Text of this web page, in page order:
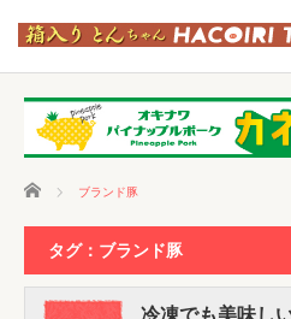
ホーム ブランド豚
タグ：ブランド豚